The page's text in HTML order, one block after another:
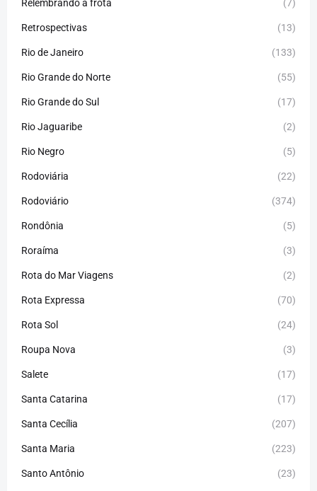
Relembrando a frota (7)
Retrospectivas (13)
Rio de Janeiro (133)
Rio Grande do Norte (55)
Rio Grande do Sul (17)
Rio Jaguaribe (2)
Rio Negro (5)
Rodoviária (22)
Rodoviário (374)
Rondônia (5)
Roraíma (3)
Rota do Mar Viagens (2)
Rota Expressa (70)
Rota Sol (24)
Roupa Nova (3)
Salete (17)
Santa Catarina (17)
Santa Cecília (207)
Santa Maria (223)
Santo Antônio (23)